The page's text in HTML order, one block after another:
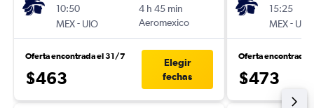
10:50
MEX- UIO
4 h 45 min
Aeromexico
Oferta encontrada el 31/7
$463
Elegir
fechas
15:25
MEX- UIO
Oferta encontrada
$473